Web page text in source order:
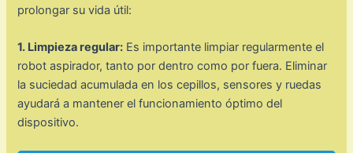
prolongar su vida útil:
1. Limpieza regular: Es importante limpiar regularmente el
robot aspirador, tanto por dentro como por fuera. Eliminar
la suciedad acumulada en los cepillos, sensores y ruedas
ayudará a mantener el funcionamiento óptimo del
dispositivo.